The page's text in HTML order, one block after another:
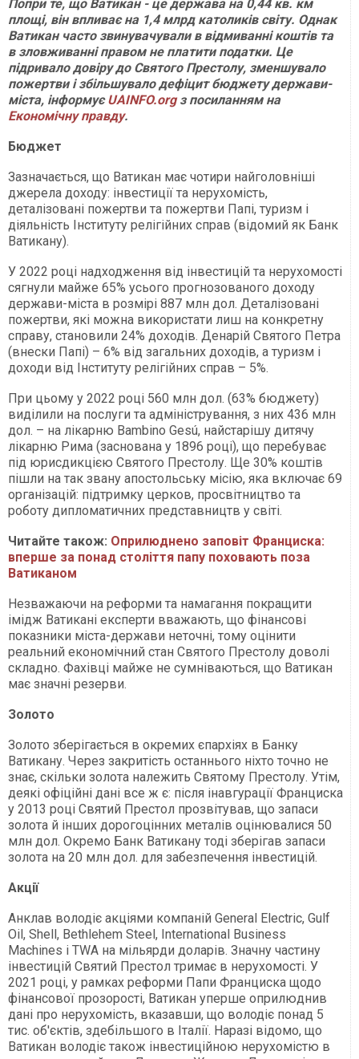
Попри те, що Ватикан - це держава на 0,44 кв. км
площі, він впливає на 1,4 млрд католиків світу. Однак
Ватикан часто звинувачували в відмиванні коштів та
в зловживанні правом не платити податки. Це
підривало довіру до Святого Престолу, зменшувало
пожертви і збільшувало дефіцит бюджету держави-
міста, інформуєUAINFO.orgз посиланням на
Економічну правду.
Бюджет
Зазначається, що Ватикан має чотири найголовніші
джерела доходу: інвестиції та нерухомість,
деталізовані пожертви та пожертви Папі, туризм і
діяльність Інституту релігійних справ (відомий як Банк
Ватикану).
У 2022 році надходження від інвестицій та нерухомості
сягнули майже 65% усього прогнозованого доходу
держави-міста в розмірі 887 млн дол. Деталізовані
пожертви, які можна використати лиш на конкретну
справу, становили 24% доходів. Денарій Святого Петра
(внески Папі) – 6% від загальних доходів, а туризм і
доходи від Інституту релігійних справ – 5%.
При цьому у 2022 році 560 млн дол. (63% бюджету)
виділили на послуги та адміністрування, з них 436 млн
дол. – на лікарню Bambino Gesú, найстарішу дитячу
лікарню Рима (заснована у 1896 році), що перебуває
під юрисдикцією Святого Престолу. Ще 30% коштів
пішли на так звану апостольську місію, яка включає 69
організацій: підтримку церков, просвітництво та
роботу дипломатичних представництв у світі.
Читайте також: Оприлюднено заповіт Франциска:
вперше за понад століття папу поховають поза
Ватиканом
Незважаючи на реформи та намагання покращити
імідж Ватикані експерти вважають, що фінансові
показники міста-держави неточні, тому оцінити
реальний економічний стан Святого Престолу доволі
складно. Фахівці майже не сумніваються, що Ватикан
має значні резерви.
Золото
Золото зберігається в окремих єпархіях в Банку
Ватикану. Через закритість останнього ніхто точно не
знає, скільки золота належить Святому Престолу. Утім,
деякі офіційні дані все ж є: після інавгурації Франциска
у 2013 році Святий Престол прозвітував, що запаси
золота й інших дорогоцінних металів оцінювалися 50
млн дол. Окремо Банк Ватикану тоді зберігав запаси
золота на 20 млн дол. для забезпечення інвестицій.
Акції
Анклав володіє акціями компаній General Electric, Gulf
Oil, Shell, Bethlehem Steel, International Business
Machines і TWA на мільярди доларів. Значну частину
інвестицій Святий Престол тримає в нерухомості. У
2021 році, у рамках реформи Папи Франциска щодо
фінансової прозорості, Ватикан уперше оприлюднив
дані про нерухомість, вказавши, що володіє понад 5
тис. об'єктів, здебільшого в Італії. Наразі відомо, що
Ватикан володіє також інвестиційною нерухомістю в